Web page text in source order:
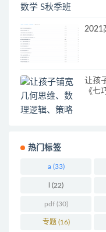
2021
让孩
《七
热门标签
a(33)
(22)
pdf(30)
专题(16)